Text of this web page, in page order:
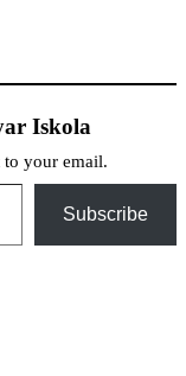
Iskola
to your email.
Subscribe